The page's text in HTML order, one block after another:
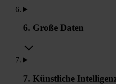
6. Große Daten
7. Künstliche